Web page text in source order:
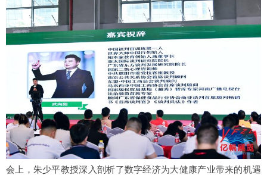
会上，朱少平教授深入剖析了数字经济为大健康产业带来的机遇